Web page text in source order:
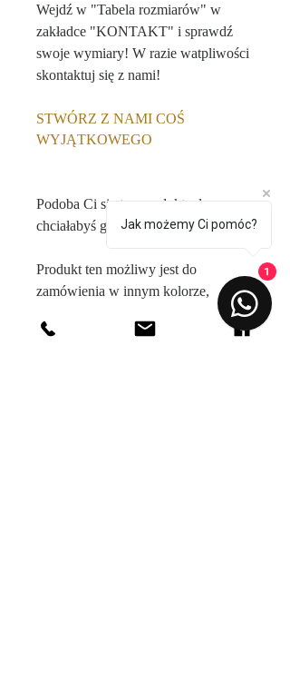
Wejdź w "Tabela rozmiarów" w
zakładce "KONTAKT" i sprawdź
swoje wymiary! W razie watpliwości
skontaktuj się z nami!
STWÓRZ Z NAMI COŚ
WYJĄTKOWEGO
Podoba Ci się ten produkt, ale
chciałabyś go spersonalizować?
Produkt ten możliwy jest do
zamówienia w innym kolorze,
rozmiarze dopasowanym specjalnie
do Twojej sylwetki czy z innej
Jak możemy Ci pomóc?
1